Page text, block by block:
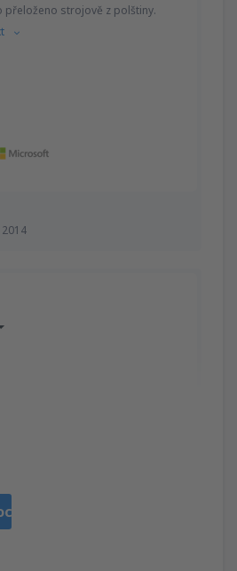
přeloženo strojově z polštiny.